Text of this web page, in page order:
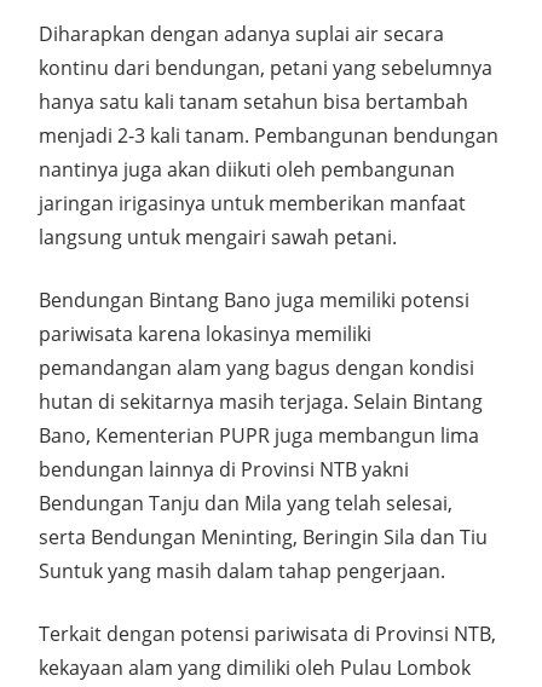
Diharapkan dengan adanya suplai air secara
kontinu dari bendungan, petani yang sebelumnya
hanya satu kali tanam setahun bisa bertambah
menjadi 2-3 kali tanam. Pembangunan bendungan
nantinya juga akan diikuti oleh pembangunan
jaringan irigasinya untuk memberikan manfaat
langsung untuk mengairi sawah petani.
Bendungan Bintang Bano juga memiliki potensi
pariwisata karena lokasinya memiliki
pemandangan alam yang bagus dengan kondisi
hutan di sekitarnya masih terjaga. Selain Bintang
Bano, Kementerian PUPR juga membangun lima
bendungan lainnya di Provinsi NTB yakni
Bendungan Tanju dan Mila yang telah selesai,
serta Bendungan Meninting, Beringin Sila dan Tiu
Suntuk yang masih dalam tahap pengerjaan.
Terkait dengan potensi pariwisata di Provinsi NTB,
kekayaan alam yang dimiliki oleh Pulau Lombok